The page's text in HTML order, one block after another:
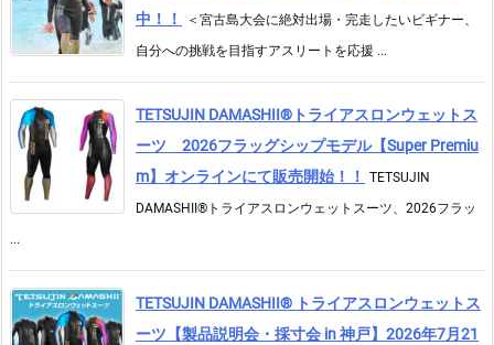
中！！
＜宮古島大会に絶対出場・完走したいビギナー、
自分への挑戦を目指すアスリートを応援 ...
TETSUJIN DAMASHII®︎トライアスロンウェットス
ーツ 2026フラッグシップモデル【Super Premiu
m】オンラインにて販売開始！！
TETSUJIN
DAMASHII®トライアスロンウェットスーツ、2026フラッ
...
TETSUJIN DAMASHII® トライアスロンウェットス
ーツ【製品説明会・採寸会 in 神戸】2026年7月21